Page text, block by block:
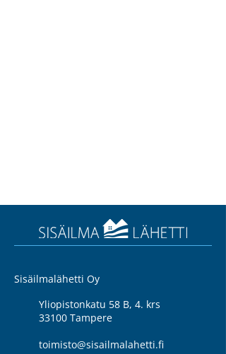
Sisäilmalähetti Oy
Yliopistonkatu 58 B, 4. krs
33100 Tampere
toimisto@sisailmalahetti.fi